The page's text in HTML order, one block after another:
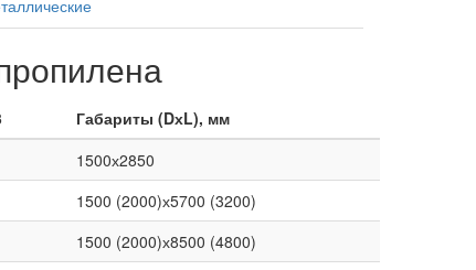
Габариты (DхL), мм
1500х2850
1500 (2000)х5700 (3200)
1500 (2000)х8500 (4800)